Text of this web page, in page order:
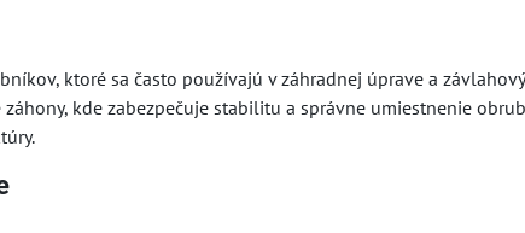
ktoré sa často používajú v záhradnej úprave a
kde zabezpečuje stabilitu a správne umiestnenie